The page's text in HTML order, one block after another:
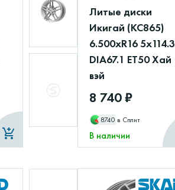
Литые диски
Икигай (КС865)
6.500xR16 5x114.3
DIA67.1 ET50 Хай
вэй
8 740 ₽
8740 в Сплит
В наличии